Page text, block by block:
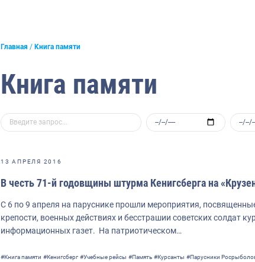
Главная Книга памяти
Книга памяти
13 АПРЕЛЯ 2016
В честь 71-й годовщины штурма Кенигсберга на
С 6 по 9 апреля на паруснике прошли мероприятия,
крепости, военных действиях и бесстрашии советских солдат
информационных газет. На патриотическом…
#Книга памяти #Кенигсберг #Учебные рейсы #Память #Курсанты #Парусники